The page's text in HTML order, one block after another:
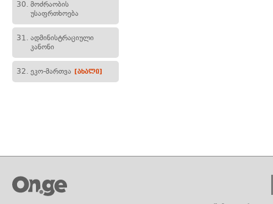
30. მოძრაობის
უსაფრთხოება
31. ადმინისტრაციული
კანონი
32. ეკო-მართვა [ახალი]